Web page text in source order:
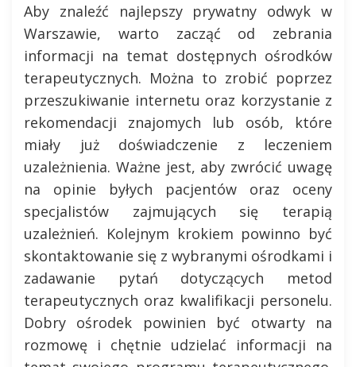
Aby znaleźć najlepszy prywatny odwyk w
Warszawie, warto zacząć od zebrania
informacji na temat dostępnych ośrodków
terapeutycznych. Można to zrobić poprzez
przeszukiwanie internetu oraz korzystanie z
rekomendacji znajomych lub osób, które
miały już doświadczenie z leczeniem
uzależnienia. Ważne jest, aby zwrócić uwagę
na opinie byłych pacjentów oraz oceny
specjalistów zajmujących się terapią
uzależnień. Kolejnym krokiem powinno być
skontaktowanie się z wybranymi ośrodkami i
zadawanie pytań dotyczących metod
terapeutycznych oraz kwalifikacji personelu.
Dobry ośrodek powinien być otwarty na
rozmowę i chętnie udzielać informacji na